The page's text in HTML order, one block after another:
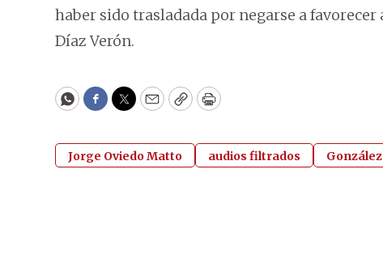
haber sido trasladada por negarse a
Díaz Verón.
WhatsApp
Facebook
Twitter
EmailCopyPrint
Jorge Oviedo Matto audios filtrados